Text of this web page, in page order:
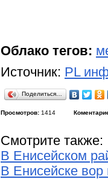
Облако тегов:
Источник: PL
Поделиться…
Просмотров: 1414
Смотрите также:
В Енисейском
В Енисейске вор